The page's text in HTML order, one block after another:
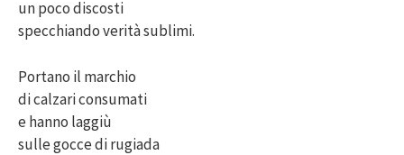
un poco discosti
specchiando verità sublimi.
Portano il marchio
di calzari consumati
e hanno laggiù
sulle gocce di rugiada